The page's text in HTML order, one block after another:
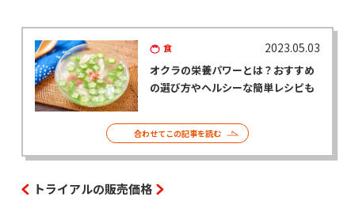
食 2023.05.03
オクラの栄養パワーとは？おすすめ
の選び方やヘルシーな簡単レシピも
合わせてこの記事を読む
トライアルの販売価格